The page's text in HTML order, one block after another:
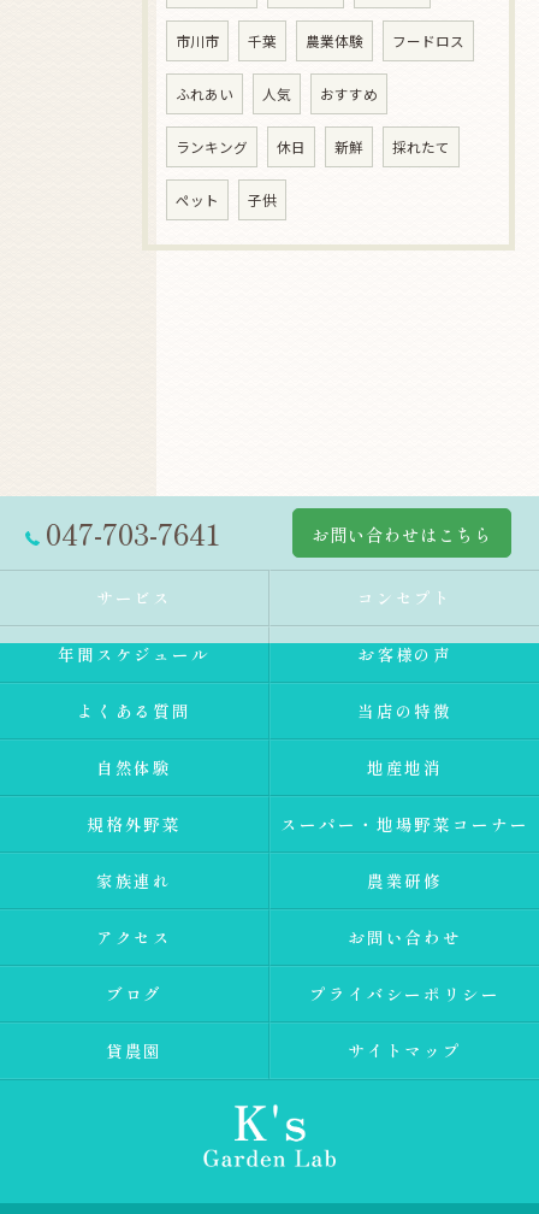
市川市 千葉 農業体験 フードロス
ふれあい 人気 おすすめ
ランキング 休日 新鮮 採れたて
ペット 子供
047-703-7641 お問い合わせはこちら
サービス コンセプト
年間スケジュール お客様の声
よくある質問 当店の特徴
自然体験 地産地消
規格外野菜 スーパー・地場野菜コーナー
家族連れ 農業研修
アクセス お問い合わせ
ブログ プライバシーポリシー
貸農園 サイトマップ